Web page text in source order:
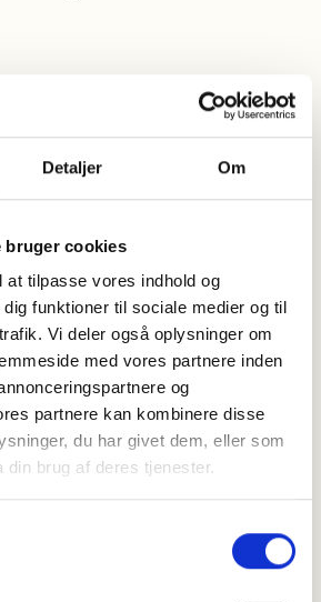
Detaljer Om
bruger cookies
at tilpasse vores indhold og
funktioner til sociale medier og til
Vi deler også oplysninger om
med vores partnere inden
og
partnere kan kombinere disse
du har givet dem, eller som
din brug af deres tjenester.
om almen boligjura eller
Vores brevkasse hjælper
spørgsmål omkring
med boligorganisationen.